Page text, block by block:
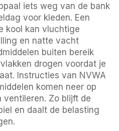
iets weg van de bank
voor kleden. Een
kool kan vluchtige
en natte vacht
buiten bereik
drogen voordat je
Instructies van NVWA
komen neer op
ventileren. Zo blijft de
en daalt de belasting